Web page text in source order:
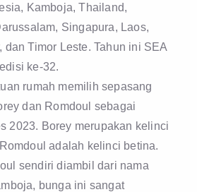
Kamboja, Thailand,
Singapura, Laos,
dan Timor Leste. Tahun ini SEA
ke-32.
rumah memilih sepasang
dan Romdoul sebagai
2023. Borey merupakan kelinci
adalah kelinci betina.
sendiri diambil dari nama
bunga ini sangat